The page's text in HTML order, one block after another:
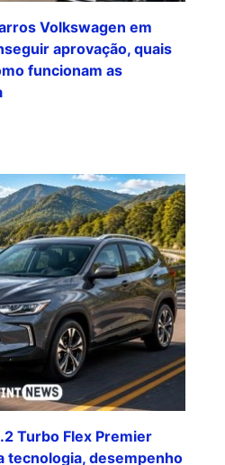
Volkswagen em
aprovação, quais
funcionam as
Turbo Flex Premier
tecnologia, desempenho